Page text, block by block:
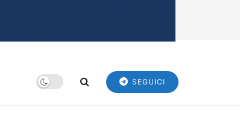
SEGUICI